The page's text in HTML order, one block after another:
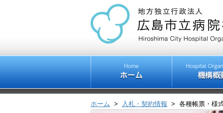
ホーム > 入札・契約情報 > 各種帳票・様